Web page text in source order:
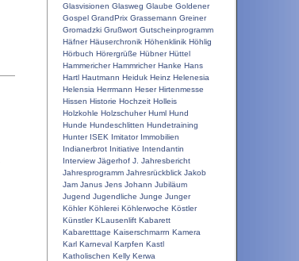
Glasvisionen Glasweg Glaube Goldener
Gospel GrandPrix Grassemann Greiner
Gromadzki Grußwort Gutscheinprogramm
Häfner Häuserchronik Höhenklinik Höhlig
Hörbuch Hörergrüße Hübner Hüttel
Hammericher Hammricher Hanke Hans
Hartl Hautmann Heiduk Heinz Helenesia
Helensia Herrmann Heser Hirtenmesse
Hissen Historie Hochzeit Holleis
Holzkohle Holzschuher Huml Hund
Hunde Hundeschlitten Hundetraining
Hunter ISEK Imitator Immobilien
Indianerbrot Initiative Intendantin
Interview Jägerhof J. Jahresbericht
Jahresprogramm Jahresrückblick Jakob
Jam Janus Jens Johann Jubiläum
Jugend Jugendliche Junge Junger
Köhler Köhlerei Köhlerwoche Köstler
Künstler KLausenlift Kabarett
Kabaretttage Kaiserschmarrn Kamera
Karl Karneval Karpfen Kastl
Katholischen Kelly Kerwa